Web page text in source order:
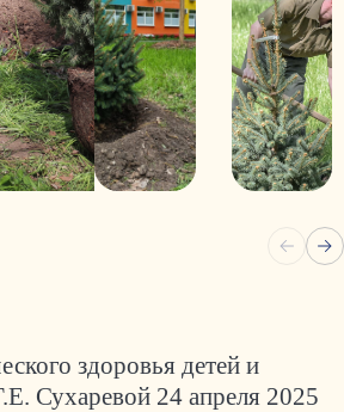
здоровья детей и
Сухаревой 24 апреля 2025